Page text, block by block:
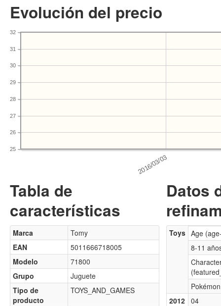
Evolución del precio
25
26
27
28
29
30
31
32
Tabla de
características
Marca
Tomy
EAN
5011666718005
Modelo
71800
Grupo
Juguete
Tipo de
producto
TOYS_AND_GAMES
Datos
Toys Age
8-11
Pokémon
2012
04